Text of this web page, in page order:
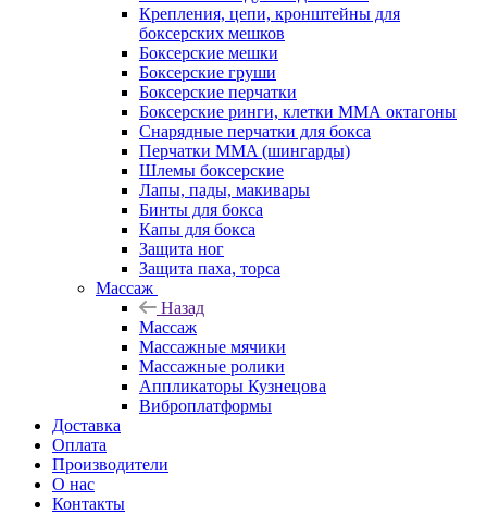
Крепления, цепи, кронштейны для
боксерских мешков
Боксерские мешки
Боксерские груши
Боксерские перчатки
Боксерские ринги, клетки ММА октагоны
Снарядные перчатки для бокса
Перчатки MMA (шингарды)
Шлемы боксерские
Лапы, пады, макивары
Бинты для бокса
Капы для бокса
Защита ног
Защита паха, торса
Массаж
Назад
Массаж
Массажные мячики
Массажные ролики
Аппликаторы Кузнецова
Виброплатформы
Доставка
Оплата
Производители
О нас
Контакты